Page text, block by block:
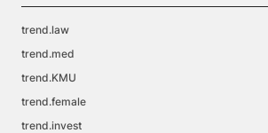
trend.law
trend.med
trend.KMU
trend.female
trend.invest